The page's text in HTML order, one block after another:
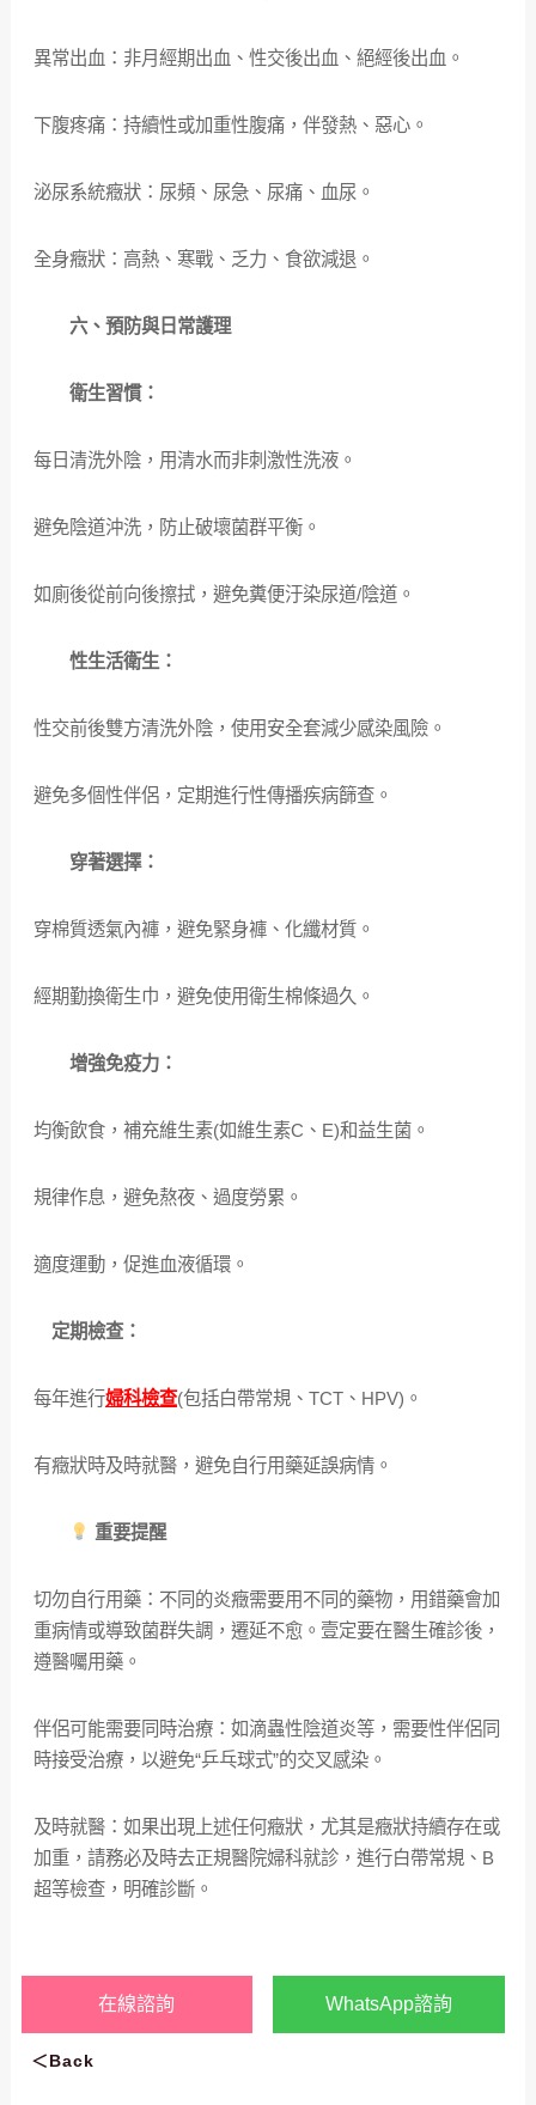
異常出血：非月經期出血、性交後出血、絕經後出血。
下腹疼痛：持續性或加重性腹痛，伴發熱、惡心。
泌尿系統癥狀：尿頻、尿急、尿痛、血尿。
全身癥狀：高熱、寒戰、乏力、食欲減退。
六、預防與日常護理
衛生習慣：
每日清洗外陰，用清水而非刺激性洗液。
避免陰道沖洗，防止破壞菌群平衡。
如廁後從前向後擦拭，避免糞便汙染尿道/陰道。
性生活衛生：
性交前後雙方清洗外陰，使用安全套減少感染風險。
避免多個性伴侶，定期進行性傳播疾病篩查。
穿著選擇：
穿棉質透氣內褲，避免緊身褲、化纖材質。
經期勤換衛生巾，避免使用衛生棉條過久。
增強免疫力：
均衡飲食，補充維生素(如維生素C、E)和益生菌。
規律作息，避免熬夜、過度勞累。
適度運動，促進血液循環。
定期檢查：
每年進行婦科檢查(包括白帶常規、TCT、HPV)。
有癥狀時及時就醫，避免自行用藥延誤病情。
重要提醒
切勿自行用藥：不同的炎癥需要用不同的藥物，用錯藥會加
重病情或導致菌群失調，遷延不愈。壹定要在醫生確診後，
遵醫囑用藥。
伴侶可能需要同時治療：如滴蟲性陰道炎等，需要性伴侶同
時接受治療，以避免“乒乓球式”的交叉感染。
及時就醫：如果出現上述任何癥狀，尤其是癥狀持續存在或
加重，請務必及時去正規醫院婦科就診，進行白帶常規、B
超等檢查，明確診斷。
在線諮詢 WhatsApp諮詢
＜Back